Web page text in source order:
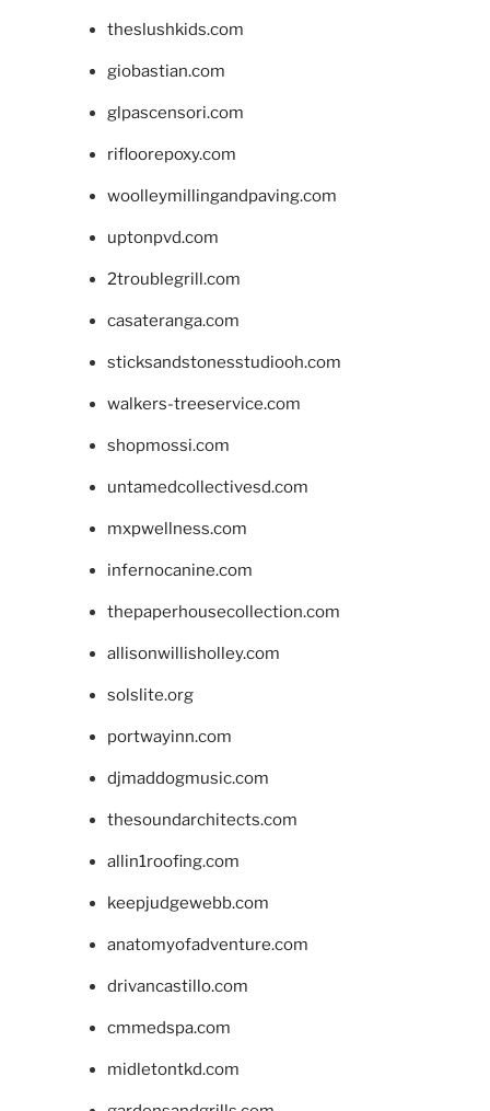
theslushkids.com
giobastian.com
glpascensori.com
rifloorepoxy.com
woolleymillingandpaving.com
uptonpvd.com
2troublegrill.com
casateranga.com
sticksandstonesstudiooh.com
walkers-treeservice.com
shopmossi.com
untamedcollectivesd.com
mxpwellness.com
infernocanine.com
thepaperhousecollection.com
allisonwillisholley.com
solslite.org
portwayinn.com
djmaddogmusic.com
thesoundarchitects.com
allin1roofing.com
keepjudgewebb.com
anatomyofadventure.com
drivancastillo.com
cmmedspa.com
midletontkd.com